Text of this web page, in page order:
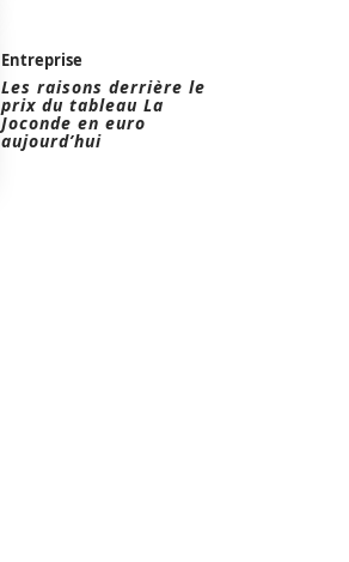
Entreprise
Les raisons derrière le
prix du tableau La
Joconde en euro
aujourd’hui